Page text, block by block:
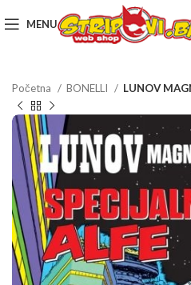
MENU
Početna BONELLI LUNOV